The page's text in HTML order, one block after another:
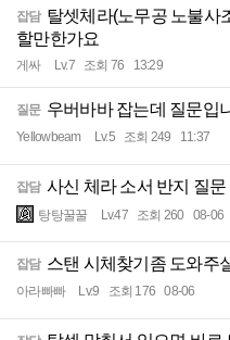
잡담 탈셋체라(노무공 노불사
할만한가요
게싸 Lv.7 조회 76 13:29
질문 우버바바 잡는데 질문입
Yellowbeam Lv.5 조회 249 11:37
잡담 사신 체라 소서 반지 질문
탕탕꿀꿀 Lv.47 조회 260 08-06
잡담 스탠 시체찾기좀 도와주
아라빠빠 Lv.9 조회 176 08-06